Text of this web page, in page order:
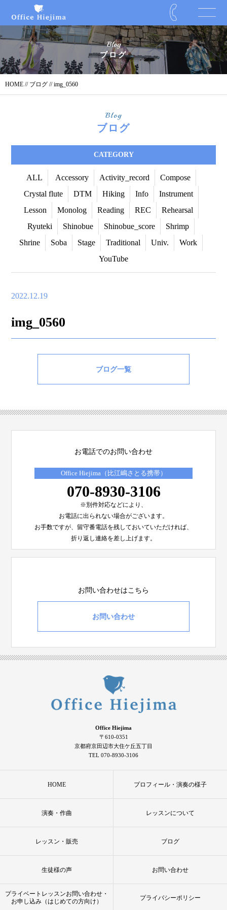
Blog
ブログ
HOME // ブログ // img_0560
Blog
ブログ
CATEGORY
ALL Accessory Activity_record
Compose
Crystal flute
DTM Hiking Info
Instrument
Lesson
Monolog Reading REC
Rehearsal
Ryuteki
Shinobue Shinobue_score
Shrimp
Shrine
Soba Stage Traditional Univ.
Work
YouTube
2022.12.19
img_0560
ブログ一覧
お電話でのお問い合わせ
Office Hiejima（比江嶋さとる携帯）
070-8930-3106
※別件対応などにより、
お電話に出られない場合がございます。
お手数ですが、留守番電話を残しておいていただければ、
折り返し連絡を差し上げます。
お問い合わせはこちら
お問い合わせ
Office Hiejima
〒610-0351
京都府京田辺市大住ケ丘五丁目
TEL 070-8930-3106
HOME プロフィール・演奏の様子
演奏・作曲 レッスンについて
レッスン・販売 ブログ
生徒様の声 お問い合わせ
プライベートレッスンお問い合わせ・
お申し込み（はじめての方向け）
プライバシーポリシー